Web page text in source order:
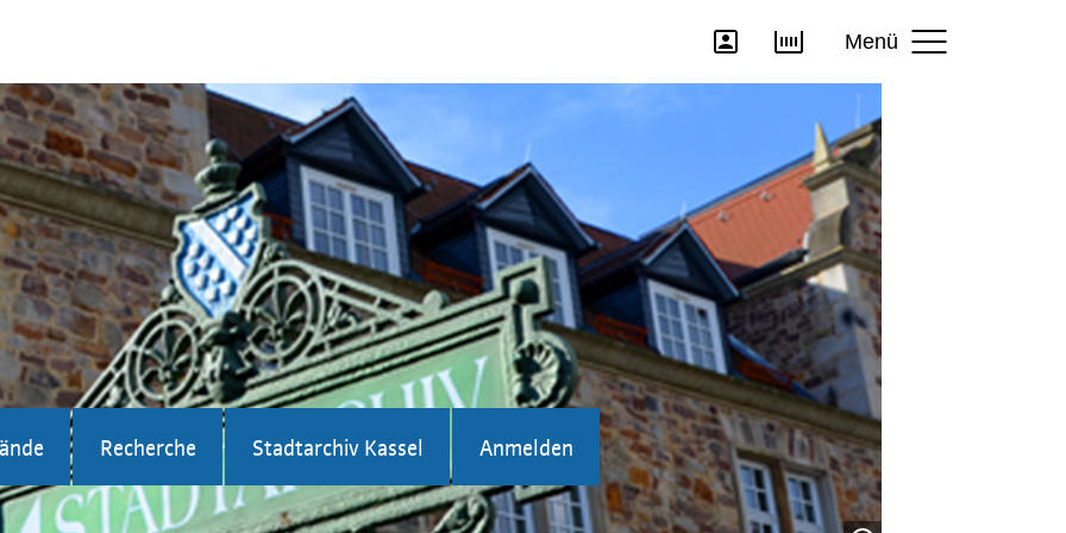
Menü
Recherche Stadtarchiv Kassel Anmelden